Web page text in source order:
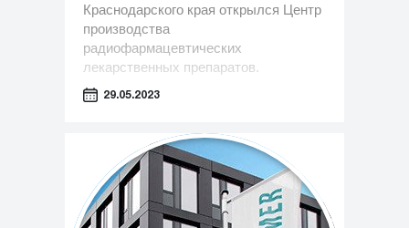
Краснодарского края открылся Центр
производства
радиофармацевтических
лекарственных препаратов.
29.05.2023